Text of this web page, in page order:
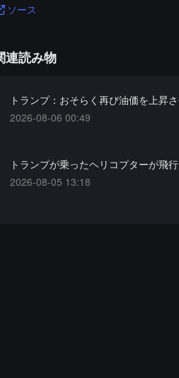
ソース
連読み物
トランプ：おそらく再び油価を上昇
2026-08-06 00:49
トランプが乗ったヘリコプターが飛
2026-08-05 13:18